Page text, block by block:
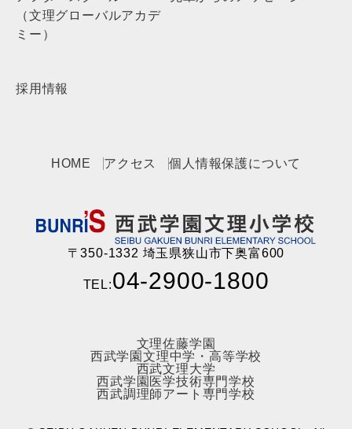
（文理グローバルアカデ
ミー）
採用情報
HOME アクセス 個人情報保護について
〒350-1332 埼玉県狭山市下奥富600
TEL:04-2900-1800
文理佐藤学園
西武学園文理中学・高等学校
西武文理大学
西武学園医学技術専門学校
西武調理師アート専門学校